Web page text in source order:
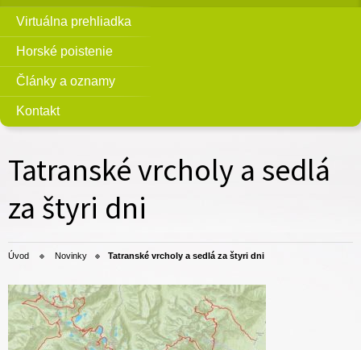
Virtuálna prehliadka
Horské poistenie
Články a oznamy
Kontakt
Tatranské vrcholy a sedlá
za štyri dni
Úvod Novinky Tatranské vrcholy a sedlá za štyri dni